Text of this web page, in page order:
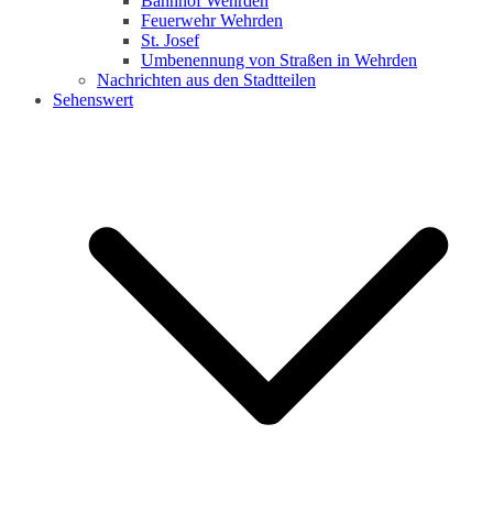
Feuerwehr Wehrden
St. Josef
Umbenennung von Straßen in Wehrden
Nachrichten aus den Stadtteilen
Sehenswert